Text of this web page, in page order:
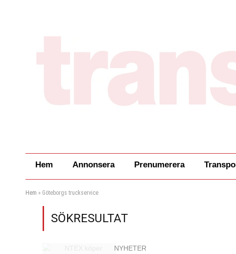
Hem Annonsera Prenumerera
Hem » Göteborgs truckservice
SÖKRESULTAT
NYHETER